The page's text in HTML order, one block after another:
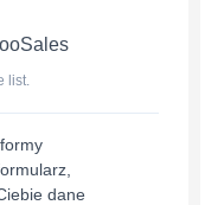
list.
dane